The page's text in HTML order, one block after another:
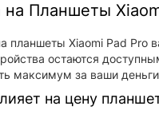
Планшеты
планшеты Xiaomi Pad Pro
остаются
максимум за ваши
на цену